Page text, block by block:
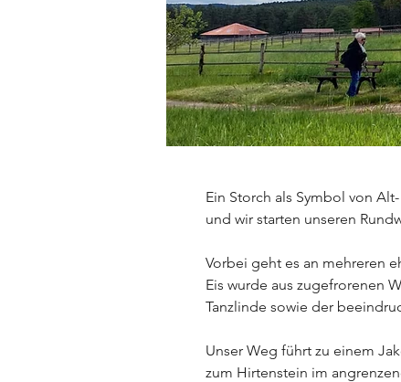
Ein Storch als Symbol von
und wir starten unseren
Vorbei geht es an mehreren
Eis wurde aus zugefrorenen
Tanzlinde sowie der
Unser Weg führt zu einem
zum Hirtenstein im